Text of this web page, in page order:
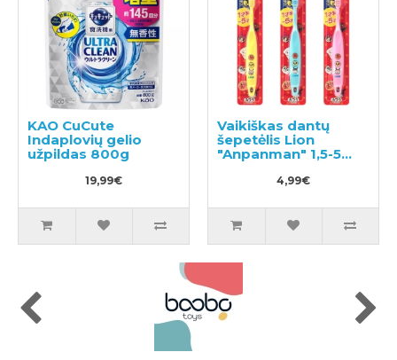
KAO CuCute
Indaplovių gelio
užpildas 800g
19,99€
Vaikiškas dantų
šepetėlis Lion
"Anpanman" 1,5-5
4,99€